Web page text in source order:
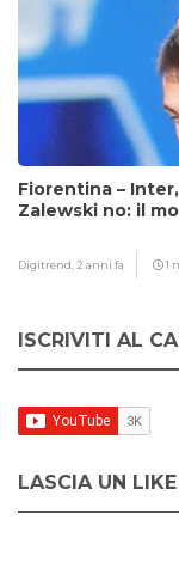
Fiorentina –
Zalewski no: il
Digitrend, 2 anni fa 1
ISCRIVITI AL
LASCIA UN